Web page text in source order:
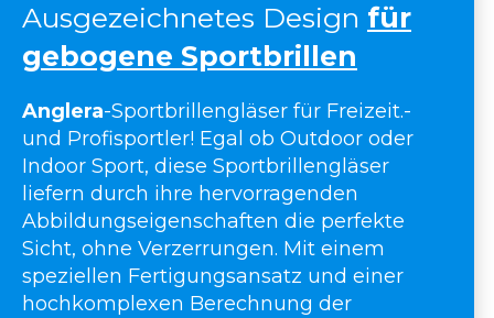
Ausgezeichnetes Design für
gebogene Sportbrillen
Anglera-Sportbrillengläser für Freizeit.-
und Profisportler! Egal ob Outdoor oder
Indoor Sport, diese Sportbrillengläser
liefern durch ihre hervorragenden
Abbildungseigenschaften die perfekte
Sicht, ohne Verzerrungen. Mit einem
speziellen Fertigungsansatz und einer
hochkomplexen Berechnung der